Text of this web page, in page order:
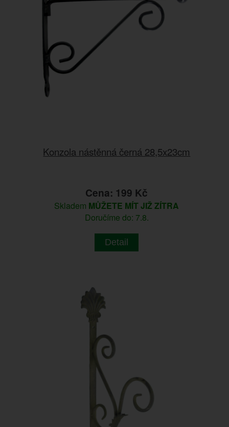
Konzola nástěnná černá 28,5x23cm
Cena: 199 Kč
Skladem MŮŽETE MÍT JIŽ ZÍTRA
Doručíme do: 7.8.
Detail